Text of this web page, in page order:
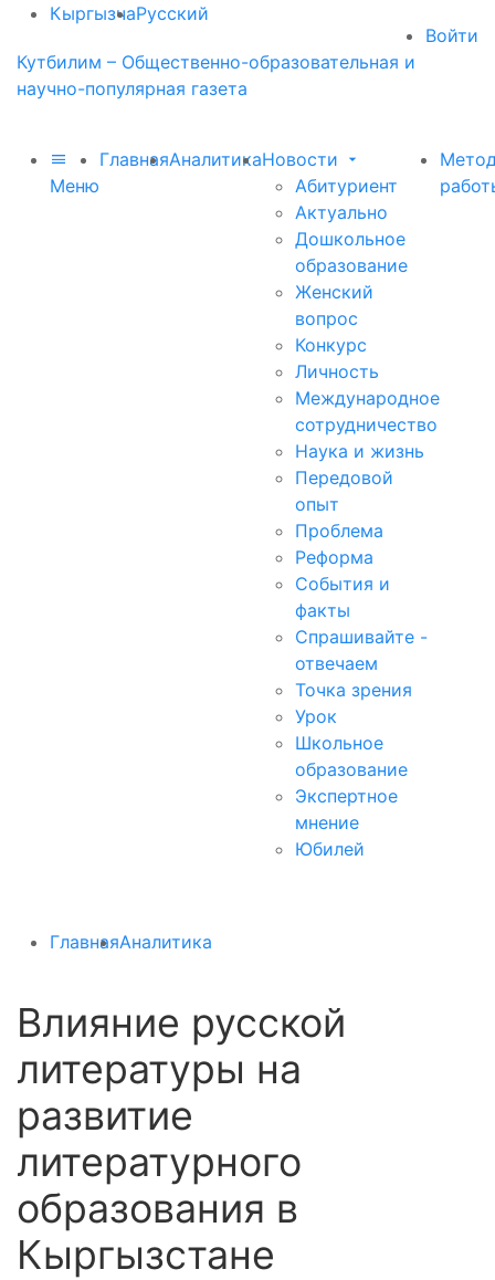
КыргызчаРусский
Войти
Кутбилим – Общественно-образовательная и
научно-популярная газета
Меню
ГлавнаяАналитикаНовости
Абитуриент
Актуально
Дошкольное
образование
Женский
вопрос
Конкурс
Личность
Международное
сотрудничество
Наука и жизнь
Передовой
опыт
Проблема
Реформа
События и
факты
Спрашивайте -
отвечаем
Точка зрения
Урок
Школьное
образование
Экспертное
мнение
Юбилей
ГлавнаяАналитика
Влияние русской
литературы на
развитие
литературного
образования в
Кыргызстане